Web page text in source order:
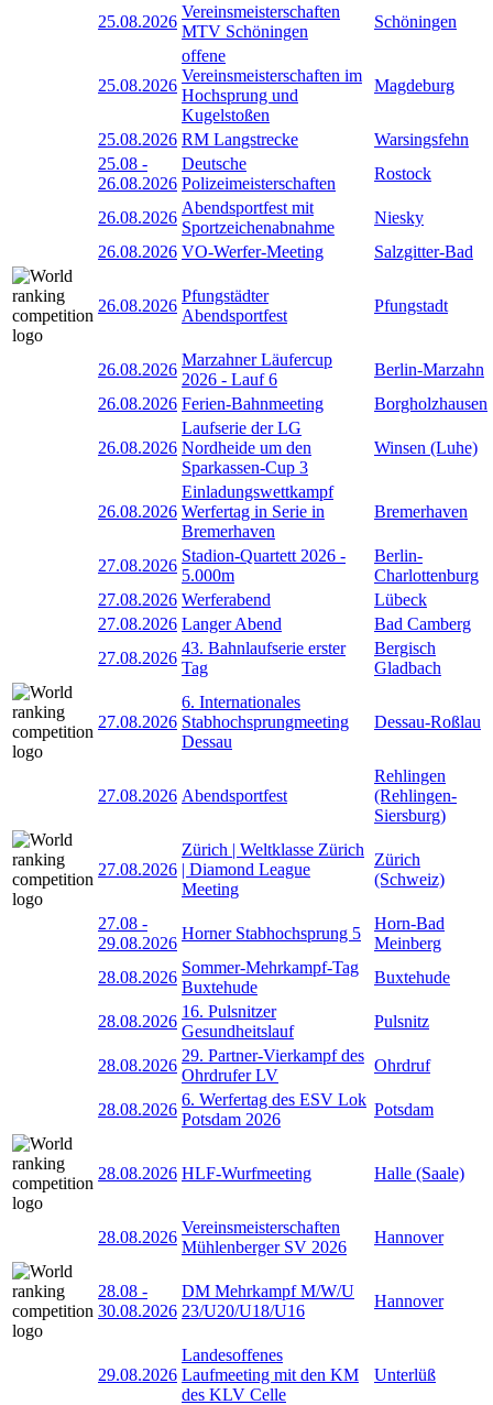
25.08.2026
Vereinsmeisterschaften
MTV Schöningen
Schöningen
25.08.2026
offene
Vereinsmeisterschaften im
Hochsprung und
Kugelstoßen
Magdeburg
25.08.2026 RM Langstrecke
Warsingsfehn
25.08 -
26.08.2026
Deutsche
Polizeimeisterschaften
Rostock
26.08.2026
Abendsportfest mit
Sportzeichenabnahme
Niesky
26.08.2026 VO-Werfer-Meeting Salzgitter-Bad
26.08.2026
Pfungstädter
Abendsportfest
Pfungstadt
26.08.2026
Marzahner Läufercup
2026 - Lauf 6
Berlin-Marzahn
26.08.2026 Ferien-Bahnmeeting Borgholzhausen
26.08.2026
Laufserie der LG
Nordheide um den
Sparkassen-Cup 3
Winsen (Luhe)
26.08.2026
Einladungswettkampf
Werfertag in Serie in
Bremerhaven
Bremerhaven
27.08.2026
Stadion-Quartett 2026 -
5.000m
Berlin-
Charlottenburg
27.08.2026 Werferabend
Lübeck
27.08.2026 Langer Abend
Bad Camberg
27.08.2026
43. Bahnlaufserie erster
Tag
Bergisch
Gladbach
27.08.2026
6. Internationales
Stabhochsprungmeeting
Dessau
Dessau-Roßlau
27.08.2026 Abendsportfest
Rehlingen
(Rehlingen-
Siersburg)
27.08.2026
Zürich | Weltklasse Zürich
| Diamond League
Meeting
Zürich
(Schweiz)
27.08 -
29.08.2026
Horner Stabhochsprung 5
Horn-Bad
Meinberg
28.08.2026
Sommer-Mehrkampf-Tag
Buxtehude
Buxtehude
28.08.2026
16. Pulsnitzer
Gesundheitslauf
Pulsnitz
28.08.2026
29. Partner-Vierkampf des
Ohrdrufer LV
Ohrdruf
28.08.2026
6. Werfertag des ESV Lok
Potsdam 2026
Potsdam
28.08.2026 HLF-Wurfmeeting Halle (Saale)
28.08.2026
Vereinsmeisterschaften
Mühlenberger SV 2026
Hannover
28.08 -
30.08.2026
DM Mehrkampf M/W/U
23/U20/U18/U16
Hannover
29.08.2026
Landesoffenes
Laufmeeting mit den KM
des KLV Celle
Unterlüß